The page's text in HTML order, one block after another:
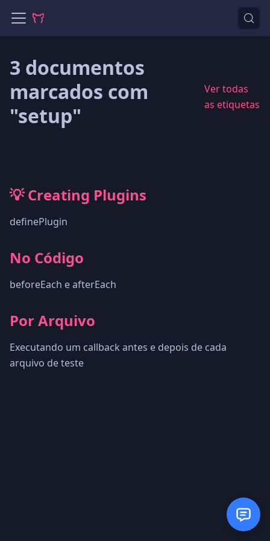
3 documentos
marcados com
"setup"
Ver todas
as etiquetas
💡 Creating Plugins
definePlugin
No Código
beforeEach e afterEach
Por Arquivo
Executando um callback antes e depois de cada
arquivo de teste